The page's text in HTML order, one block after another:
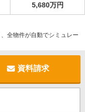
5,680万円
全物件が自動でシミュレー
資料請求